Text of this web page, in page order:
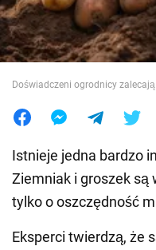
Świat
Jedzenie
Doświadczeni ogrodnicy
Istnieje jedna bardzo
Ziemniak i groszek są
tylko o oszczędność
Eksperci twierdzą, że